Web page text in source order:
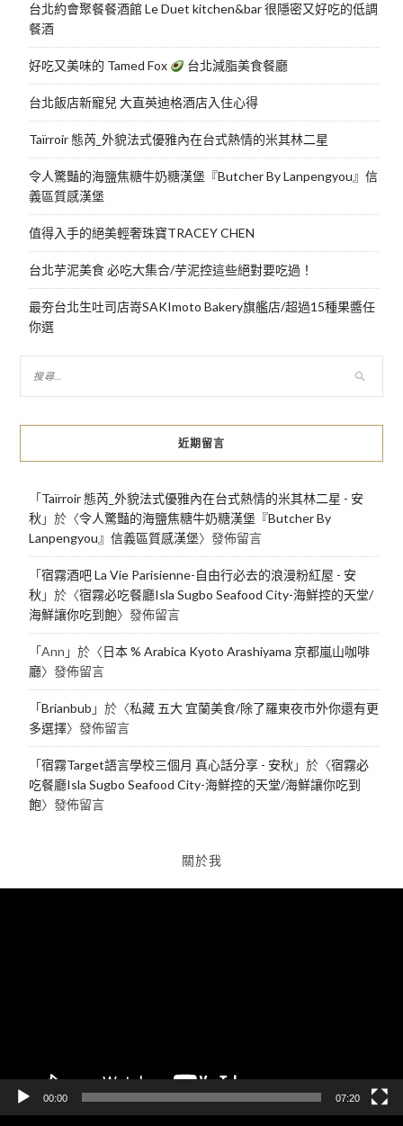
台北約會聚餐餐酒館 Le Duet kitchen&bar 很隱密又好吃的低調
餐酒
好吃又美味的 Tamed Fox 台北減脂美食餐廳
台北飯店新寵兒 大直英迪格酒店入住心得
Taïrroir 態芮_外貌法式優雅內在台式熱情的米其林二星
令人驚豔的海鹽焦糖牛奶糖漢堡『Butcher By Lanpengyou』信
義區質感漢堡
值得入手的絕美輕奢珠寶TRACEY CHEN
台北芋泥美食 必吃大集合/芋泥控這些絕對要吃過！
最夯台北生吐司店嵜SAKImoto Bakery旗艦店/超過15種果醬任
你選
近期留言
「Taïrroir 態芮_外貌法式優雅內在台式熱情的米其林二星 - 安
秋 」於〈令人驚豔的海鹽焦糖牛奶糖漢堡『Butcher By
Lanpengyou』信義區質感漢堡〉發佈留言
「宿霧酒吧 La Vie Parisienne-自由行必去的浪漫粉紅屋 - 安
秋 」於〈宿霧必吃餐廳Isla Sugbo Seafood City-海鮮控的天堂/
海鮮讓你吃到飽〉發佈留言
「Ann 」於〈日本 % Arabica Kyoto Arashiyama 京都嵐山咖啡
廳〉發佈留言
「Brianbub 」於〈私藏 五大 宜蘭美食/除了羅東夜市外你還有更
多選擇〉發佈留言
「宿霧Target語言學校三個月 真心話分享 - 安秋 」於〈宿霧必
吃餐廳Isla Sugbo Seafood City-海鮮控的天堂/海鮮讓你吃到
飽〉發佈留言
關於我
00:00 07:20